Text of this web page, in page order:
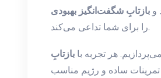
و بازتابِ شگفت‌انگیز بهبودی
را برای شما تداعی می‌کند.
می‌پردازیم. هر تجربه با بازتابِ
ساده و رژیم مناسب